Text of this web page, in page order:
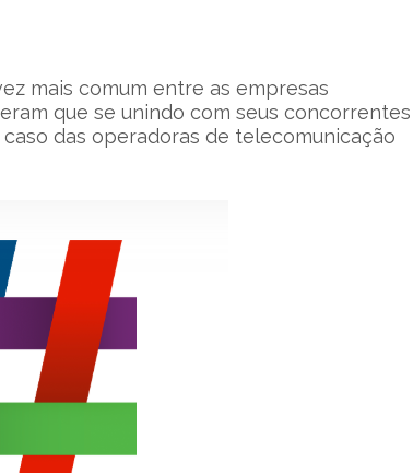
mais comum entre as empresas
que se unindo com seus concorrentes
das operadoras de telecomunicação